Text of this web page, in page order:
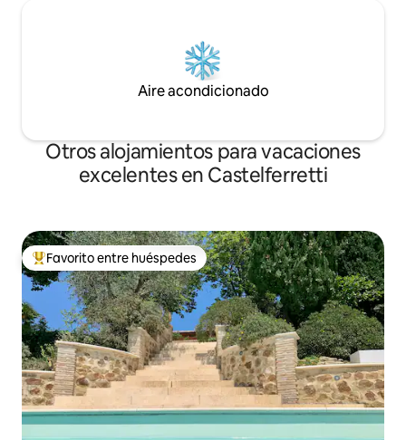
Aire acondicionado
Otros alojamientos para vacaciones
excelentes en Castelferretti
Favorito entre huéspedes preferido
Favorito entre huéspedes